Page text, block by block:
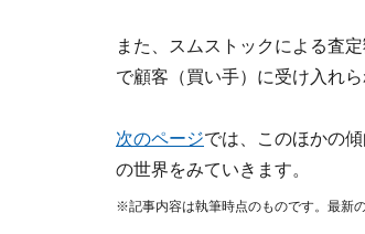
また、スムストックによる査
で顧客（買い手）に受け入れ
次のページでは、このほかの
の世界をみていきます。
※記事内容は執筆時点のものです。最新